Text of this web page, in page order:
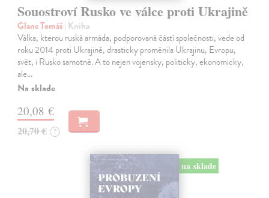
Souostroví Rusko ve válce proti Ukrajině
Glanc Tomáš| Kniha
Válka, kterou ruská armáda, podporovaná částí společnosti, vede od
roku 2014 proti Ukrajině, drasticky proměnila Ukrajinu, Evropu,
svět, i Rusko samotné. A to nejen vojensky, politicky, ekonomicky,
ale…
Na sklade
20,08 €
20,70 € ?
na sklade